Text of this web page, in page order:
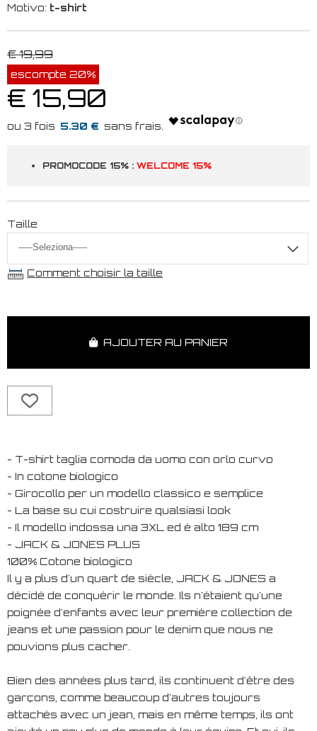
Motivo: t-shirt
€ 19,99
escompte 20%
€ 15,90
5.30 €
PROMOCODE 15% : WELCOME 15%
Taille
Comment choisir la taille
AJOUTER AU PANIER
- T-shirt taglia comoda da uomo con orlo curvo
- In cotone biologico
- Girocollo per un modello classico e semplice
- La base su cui costruire qualsiasi look
- Il modello indossa una 3XL ed è alto 189 cm
- JACK & JONES PLUS
100% Cotone biologico
Il y a plus d'un quart de siècle, JACK & JONES a
décidé de conquérir le monde. Ils n'étaient qu'une
poignée d'enfants avec leur première collection de
jeans et une passion pour le denim que nous ne
pouvions plus cacher.
Bien des années plus tard, ils continuent d'être des
garçons, comme beaucoup d'autres toujours
attachés avec un jean, mais en même temps, ils ont